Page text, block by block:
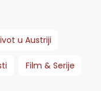
u Austriji
Film & Serije